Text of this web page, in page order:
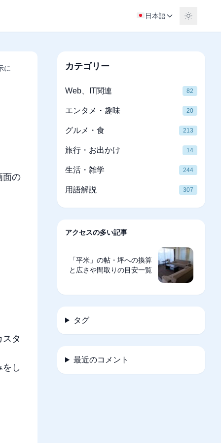
日本語
に
面の
タ
し
カテゴリー
Web、IT関連 82
エンタメ・趣味 20
グルメ・食 213
旅行・お出かけ 14
生活・雑学 244
用語解説 307
アクセスの多い記事
「平米」の帖・坪への換算
と広さや間取りの目安一覧
タグ
最近のコメント